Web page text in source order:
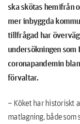
ska skötas hemifrån
mer inbyggda
tillfrågad har
undersökningen
coronapandemin
förvaltar.
– Köket har historiskt
matlagning, både som